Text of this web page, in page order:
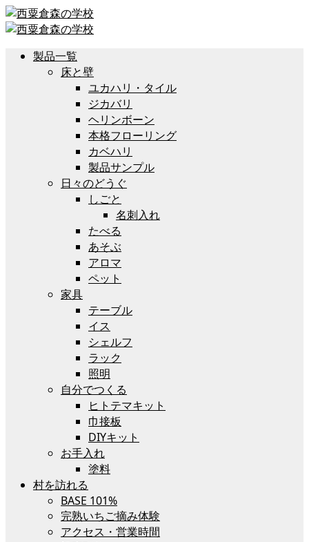
製品一覧
床と壁
ユカハリ・タイル
ジカバリ
ヘリンボーン
本格フローリング
カベハリ
製品サンプル
日々のどうぐ
しごと
名刺入れ
たべる
あそぶ
アロマ
ペット
家具
テーブル
イス
シェルフ
ラック
照明
自分でつくる
ヒトテマキット
巾接板
DIYキット
お手入れ
塗料
村を訪れる
BASE 101%
完熟いちご摘み体験
アクセス・営業時間